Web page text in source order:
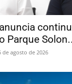
Parque
de agosto de 2026